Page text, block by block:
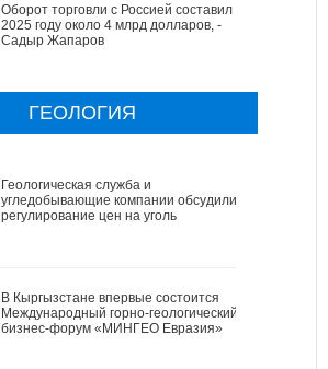
Оборот торговли с Россией составил в
2025 году около 4 млрд долларов, -
Садыр Жапаров
ГЕОЛОГИЯ
Геологическая служба и
угледобывающие компании обсудили
регулирование цен на уголь
В Кыргызстане впервые состоится
Международный горно-геологический
бизнес-форум «МИНГЕО Евразия»